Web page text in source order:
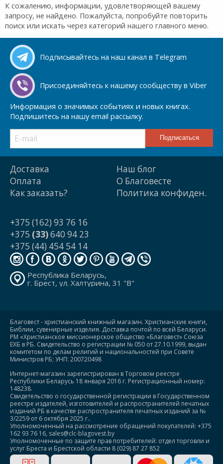
К сожалению, информации, удовлетворяющей вашему
запросу, не найдено. Пожалуйста, попробуйте повторить
поиск или искать через категорий нашего главного меню.
Подписывайтесь на наш канал в Telegram
Присоединяйтесь к нашему сообществу в Viber
Информация о значимых событиях и новых книгах.
Подпишитесь на нашу email рассылку.
Доставка
Оплата
Как заказать?
Наш блог
О Благовесте
Политика конфиден.
+375 (162) 93 76 16
+375 (33)640 94 23
+375 (44) 454 54 14
Республика Беларусь,
г. Брест, ул. Халтурина, 31 "В"
Благовест - христианский книжный магазин. Христианские книги,
Библии, сувенирные изделия. Доставка почтой по всей Беларуси.
РМ «Христианское миссионерское общество «Благовест» Союза
ЕХБ в РБ. Свидетельство о регистрации № 050 от 27.10.1999, выдан
комитетом по делам религий и национальностей при Совете
Министров РБ; УНП: 200720498
Интернет-магазин зарегистрирован в Торговом реестре
Республики Беларусь 18 января 2016 г. Регистрационный номер:
148238.
Свидетельство о государственной регистрации в Государственном
реестре издателей, изготовителей и распространителей печатных
изданий РБ в качестве распространителя печатных изданий за №
3/2259 от 6 октября 2025 г..
Уполномоченный на рассмотрение обращений покупателей: +375
162 93 76 16, sales@clc-blagovest.by
Уполномоченные по защите прав потребителей: отдел торговли и
услуг Бреста и Брестской области 8 (029) 87 27 852